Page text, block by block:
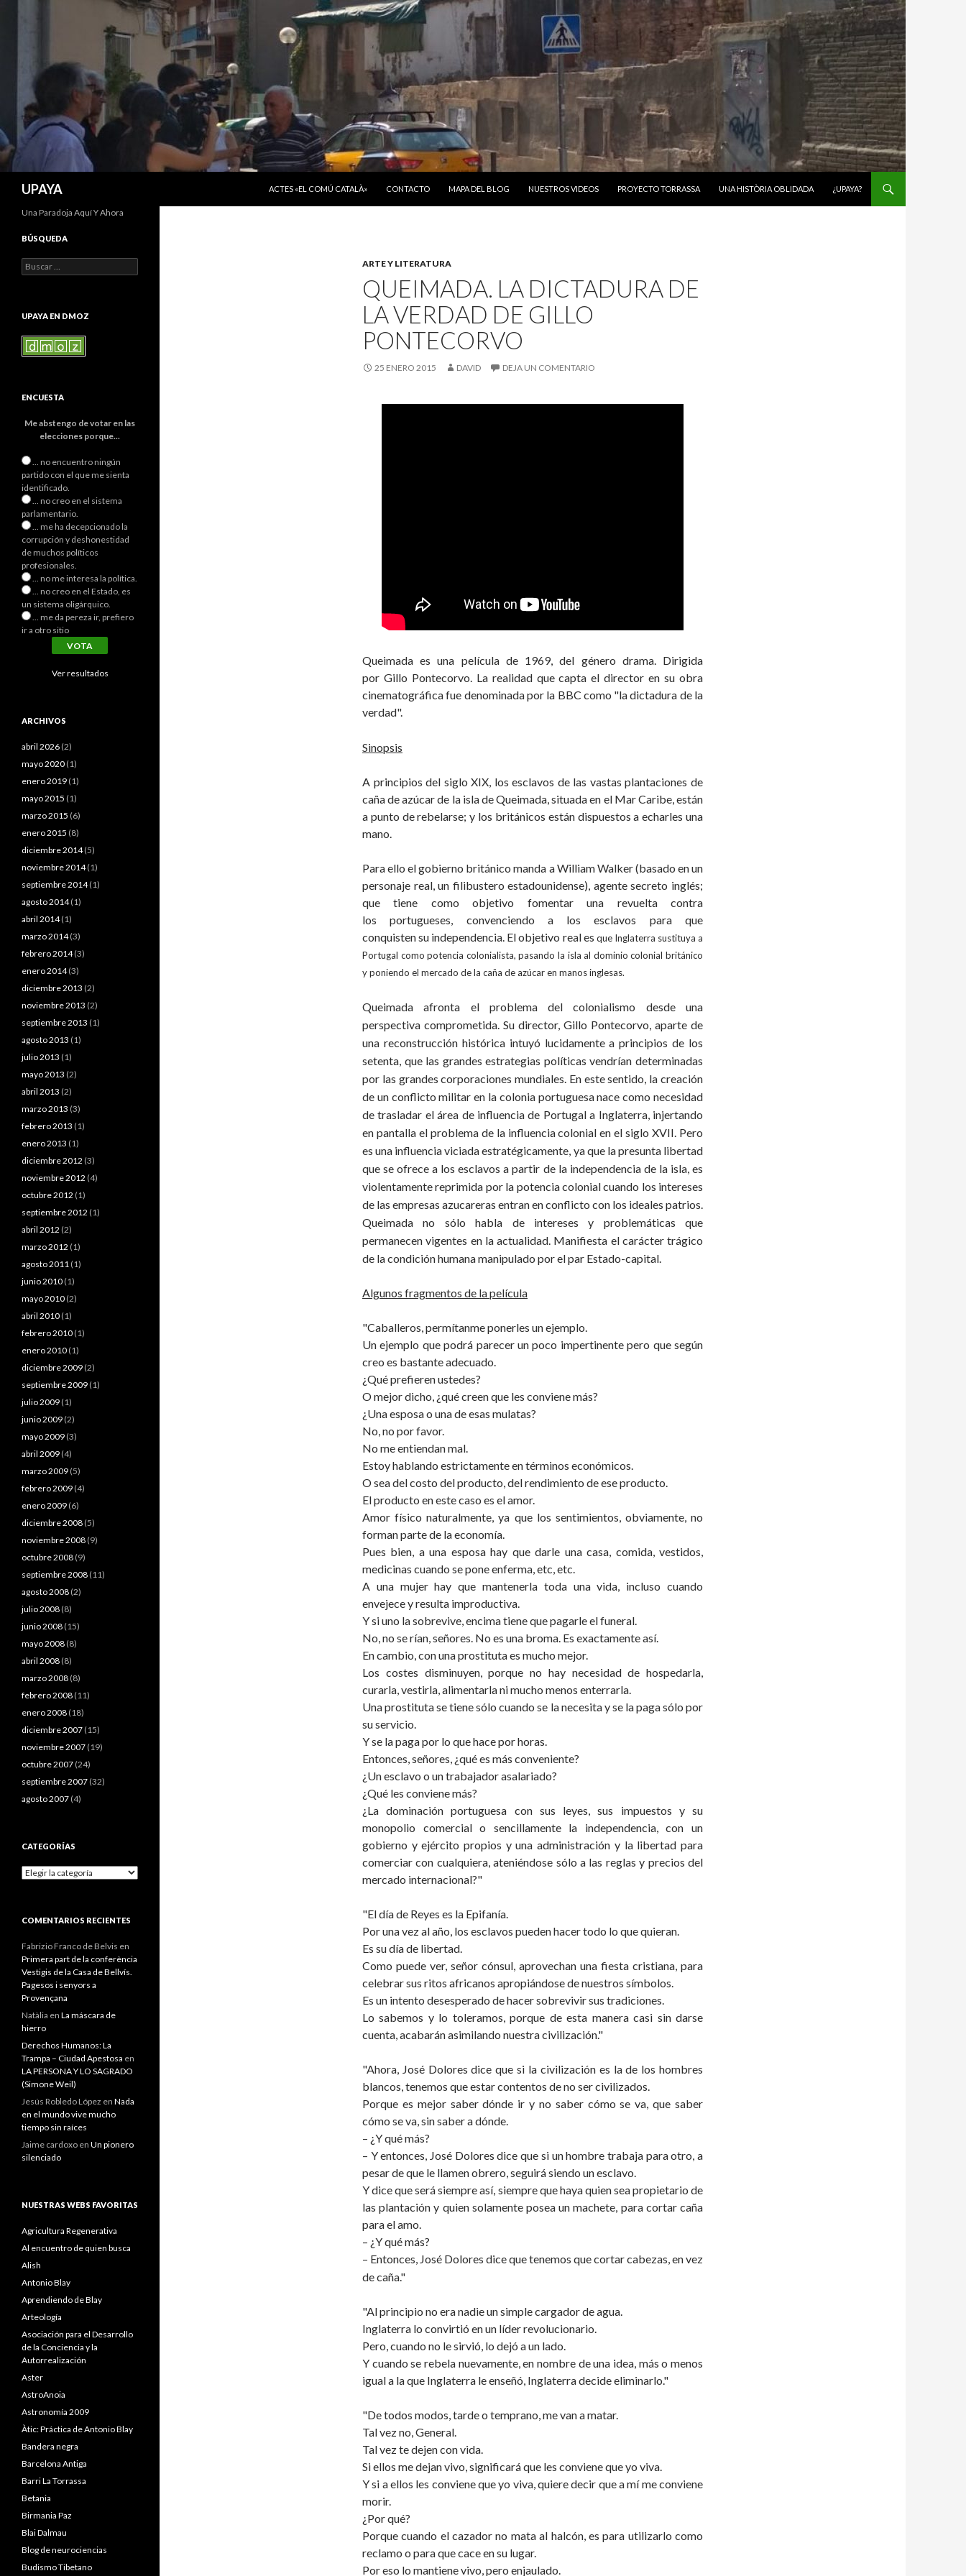
UPAYA
ACTES «EL COMÚ CATALÀ»
CONTACTO MAPA DEL BLOG NUESTROS VIDEOS PROYECTO TORRASSA UNA HISTÒRIA OBLIDADA ¿UPAYA?
ARTE Y LITERATURA
QUEIMADA. LA DICTADURA DE
LA VERDAD DE GILLO
PONTECORVO
25 ENERO 2015 DAVID DEJA UN COMENTARIO
Queimada es una película de 1969, del género drama. Dirigida
por Gillo Pontecorvo. La realidad que capta el director en su obra
cinematográfica fue denominada por la BBC como "la dictadura de la
verdad".
Sinopsis
A principios del siglo XIX, los esclavos de las vastas plantaciones de
caña de azúcar de la isla de Queimada, situada en el Mar Caribe, están
a punto de rebelarse; y los británicos están dispuestos a echarles una
mano.
Para ello el gobierno británico manda a William Walker (basado en un
personaje real, un filibustero estadounidense), agente secreto inglés;
que tiene como objetivo fomentar una revuelta contra
los portugueses, convenciendo a los esclavos para que
conquisten su independencia. El objetivo real es que Inglaterra sustituya a
Portugal como potencia colonialista, pasando la isla al dominio colonial británico
y poniendo el mercado de la caña de azúcar en manos inglesas.
Queimada afronta el problema del colonialismo desde una
perspectiva comprometida. Su director, Gillo Pontecorvo, aparte de
una reconstrucción histórica intuyó lucidamente a principios de los
setenta, que las grandes estrategias políticas vendrían determinadas
por las grandes corporaciones mundiales. En este sentido, la creación
de un conflicto militar en la colonia portuguesa nace como necesidad
de trasladar el área de influencia de Portugal a Inglaterra, injertando
en pantalla el problema de la influencia colonial en el siglo XVII. Pero
es una influencia viciada estratégicamente, ya que la presunta libertad
que se ofrece a los esclavos a partir de la independencia de la isla, es
violentamente reprimida por la potencia colonial cuando los intereses
de las empresas azucareras entran en conflicto con los ideales patrios.
Queimada no sólo habla de intereses y problemáticas que
permanecen vigentes en la actualidad. Manifiesta el carácter trágico
de la condición humana manipulado por el par Estado-capital.
Algunos fragmentos de la película
"Caballeros, permítanme ponerles un ejemplo.
Un ejemplo que podrá parecer un poco impertinente pero que según
creo es bastante adecuado.
¿Qué prefieren ustedes?
O mejor dicho, ¿qué creen que les conviene más?
¿Una esposa o una de esas mulatas?
No, no por favor.
No me entiendan mal.
Estoy hablando estrictamente en términos económicos.
O sea del costo del producto, del rendimiento de ese producto.
El producto en este caso es el amor.
Amor físico naturalmente, ya que los sentimientos, obviamente, no
forman parte de la economía.
Pues bien, a una esposa hay que darle una casa, comida, vestidos,
medicinas cuando se pone enferma, etc, etc.
A una mujer hay que mantenerla toda una vida, incluso cuando
envejece y resulta improductiva.
Y si uno la sobrevive, encima tiene que pagarle el funeral.
No, no se rían, señores. No es una broma. Es exactamente así.
En cambio, con una prostituta es mucho mejor.
Los costes disminuyen, porque no hay necesidad de hospedarla,
curarla, vestirla, alimentarla ni mucho menos enterrarla.
Una prostituta se tiene sólo cuando se la necesita y se la paga sólo por
su servicio.
Y se la paga por lo que hace por horas.
Entonces, señores, ¿qué es más conveniente?
¿Un esclavo o un trabajador asalariado?
¿Qué les conviene más?
¿La dominación portuguesa con sus leyes, sus impuestos y su
monopolio comercial o sencillamente la independencia, con un
gobierno y ejército propios y una administración y la libertad para
comerciar con cualquiera, ateniéndose sólo a las reglas y precios del
mercado internacional?"
"El día de Reyes es la Epifanía.
Por una vez al año, los esclavos pueden hacer todo lo que quieran.
Es su día de libertad.
Como puede ver, señor cónsul, aprovechan una fiesta cristiana, para
celebrar sus ritos africanos apropiándose de nuestros símbolos.
Es un intento desesperado de hacer sobrevivir sus tradiciones.
Lo sabemos y lo toleramos, porque de esta manera casi sin darse
cuenta, acabarán asimilando nuestra civilización."
"Ahora, José Dolores dice que si la civilización es la de los hombres
blancos, tenemos que estar contentos de no ser civilizados.
Porque es mejor saber dónde ir y no saber cómo se va, que saber
cómo se va, sin saber a dónde.
– ¿Y qué más?
– Y entonces, José Dolores dice que si un hombre trabaja para otro, a
pesar de que le llamen obrero, seguirá siendo un esclavo.
Y dice que será siempre así, siempre que haya quien sea propietario de
las plantación y quien solamente posea un machete, para cortar caña
para el amo.
– ¿Y qué más?
– Entonces, José Dolores dice que tenemos que cortar cabezas, en vez
de caña."
"Al principio no era nadie un simple cargador de agua.
Inglaterra lo convirtió en un líder revolucionario.
Pero, cuando no le sirvió, lo dejó a un lado.
Y cuando se rebela nuevamente, en nombre de una idea, más o menos
igual a la que Inglaterra le enseñó, Inglaterra decide eliminarlo."
"De todos modos, tarde o temprano, me van a matar.
Tal vez no, General.
Tal vez te dejen con vida.
Si ellos me dejan vivo, significará que les conviene que yo viva.
Y si a ellos les conviene que yo viva, quiere decir que a mí me conviene
morir.
¿Por qué?
Porque cuando el cazador no mata al halcón, es para utilizarlo como
reclamo o para que cace en su lugar.
Por eso lo mantiene vivo, pero enjaulado.
Una Paradoja Aquí Y Ahora
BÚSQUEDA
Buscar:
UPAYA EN DMOZ
ENCUESTA
Me abstengo de votar en las
elecciones porque...
... no encuentro ningún
partido con el que me sienta
identificado.
... no creo en el sistema
parlamentario.
... me ha decepcionado la
corrupción y deshonestidad
de muchos políticos
profesionales.
... no me interesa la política.
... no creo en el Estado, es
un sistema oligárquico.
... me da pereza ir, prefiero
ir a otro sitio
Ver resultados
ARCHIVOS
abril 2026 (2)
mayo 2020 (1)
enero 2019 (1)
mayo 2015 (1)
marzo 2015 (6)
enero 2015 (8)
diciembre 2014(5)
noviembre 2014(1)
septiembre 2014(1)
agosto 2014(1)
abril 2014(1)
marzo 2014(3)
febrero 2014(3)
enero 2014(3)
diciembre 2013 (2)
noviembre 2013 (2)
septiembre 2013 (1)
agosto 2013 (1)
julio 2013 (1)
mayo 2013 (2)
abril 2013 (2)
marzo 2013 (3)
febrero 2013 (1)
enero 2013 (1)
diciembre 2012 (3)
noviembre 2012 (4)
octubre 2012 (1)
septiembre 2012 (1)
abril 2012 (2)
marzo 2012 (1)
agosto 2011 (1)
junio 2010 (1)
mayo 2010 (2)
abril 2010 (1)
febrero 2010 (1)
enero 2010 (1)
diciembre 2009 (2)
septiembre 2009 (1)
julio 2009 (1)
junio 2009 (2)
mayo 2009 (3)
abril 2009 (4)
marzo 2009 (5)
febrero 2009 (4)
enero 2009 (6)
diciembre 2008 (5)
noviembre 2008 (9)
octubre 2008 (9)
septiembre 2008 (11)
agosto 2008 (2)
julio 2008 (8)
junio 2008 (15)
mayo 2008 (8)
abril 2008 (8)
marzo 2008 (8)
febrero 2008 (11)
enero 2008 (18)
diciembre 2007 (15)
noviembre 2007 (19)
octubre 2007 (24)
septiembre 2007 (32)
agosto 2007 (4)
CATEGORÍAS
Categorías
COMENTARIOS RECIENTES
Fabrizio Franco de Belvis en
Primera part de la conferència
Vestigis de la Casa de Bellvís.
Pagesos i senyors a
Provençana
Natàlia en La máscara de
hierro
Derechos Humanos: La
Trampa – Ciudad Apestosa en
LA PERSONA Y LO SAGRADO
(Simone Weil)
Jesús Robledo López en Nada
en el mundo vive mucho
tiempo sin raíces
Jaime cardoxo en Un pionero
silenciado
NUESTRAS WEBS FAVORITAS
Agricultura Regenerativa
Al encuentro de quien busca
Alish
Antonio Blay
Aprendiendo de Blay
Arteología
Asociación para el Desarrollo
de la Conciencia y la
Autorrealización
Aster
AstroAnoia
Astronomía 2009
Àtic: Práctica de Antonio Blay
Bandera negra
Barcelona Antiga
Barri La Torrassa
Betania
Birmania Paz
Blai Dalmau
Blog de neurociencias
Budismo Tibetano